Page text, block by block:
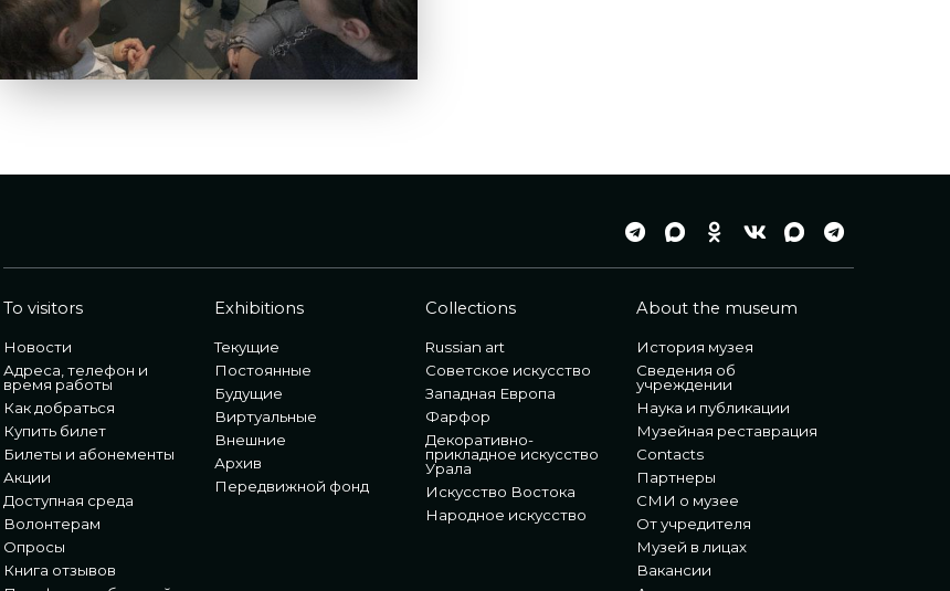
To visitors
Новости
Адреса, телефон и
время работы
Как добраться
Купить билет
Билеты и абонементы
Акции
Доступная среда
Волонтерам
Опросы
Книга отзывов
Exhibitions
Текущие
Постоянные
Будущие
Виртуальные
Внешние
Архив
Передвижной фонд
Collections
Russian art
Советское искусство
Западная Европа
Фарфор
Декоративно-
прикладное искусство
Урала
Искусство Востока
Народное искусство
About the museum
История музея
Сведения об
учреждении
Наука и публикации
Музейная реставрация
Contacts
Партнеры
СМИ о музее
От учредителя
Музей в лицах
Вакансии